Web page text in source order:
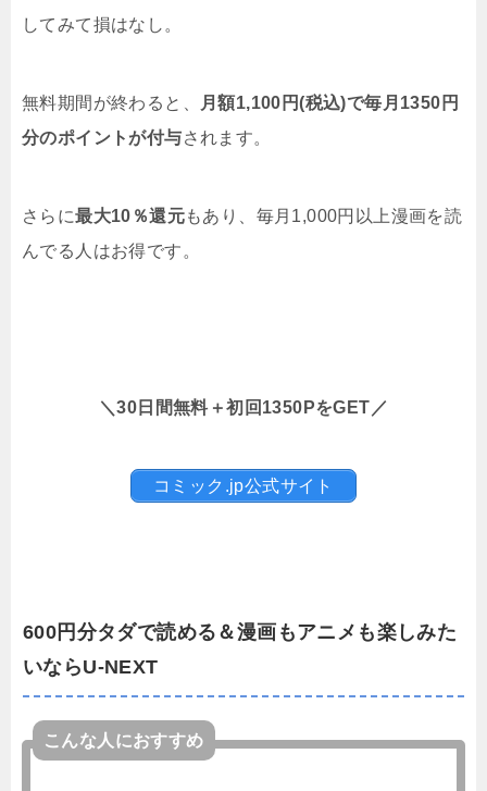
してみて損はなし。
無料期間が終わると、
月額1,100円(税込)で毎月1350円
分のポイントが付与されます。
さらに最大10％還元もあり、毎月1,000円以上漫画を読
んでる人はお得です。
＼30日間無料＋初回1350PをGET／
コミック.jp公式サイト
600円分タダで読める＆漫画もアニメも楽しみた
いならU-NEXT
こんな人におすすめ